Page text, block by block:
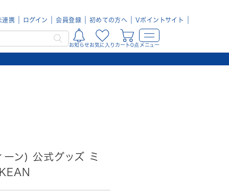
連携 ログイン 会員登録 初めての方へ Vポイントサイト
お知らせお気に入り カート0点 メニュー
ン) 公式グッズ ミ